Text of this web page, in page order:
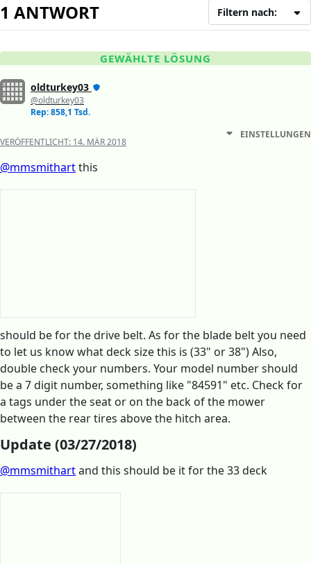
1 ANTWORT Filtern nach:
GEWÄHLTE LÖSUNG
oldturkey03
@oldturkey03
Rep: 858,1 Tsd.
VERÖFFENTLICHT: 14. MÄR 2018
EINSTELLUNGEN
@mmsmithartthis
should be for the drive belt. As for the blade belt you need
to let us know what deck size this is (33" or 38") Also,
double check your numbers. Your model number should
be a 7 digit number, something like "84591" etc. Check for
a tags under the seat or on the back of the mower
between the rear tires above the hitch area.
Update (03/27/2018)
@mmsmithartand this should be it for the 33 deck